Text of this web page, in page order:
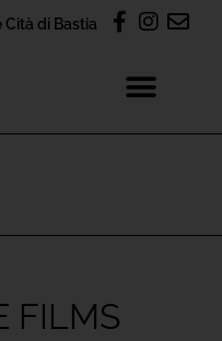
Cità di Bastia
FILMS